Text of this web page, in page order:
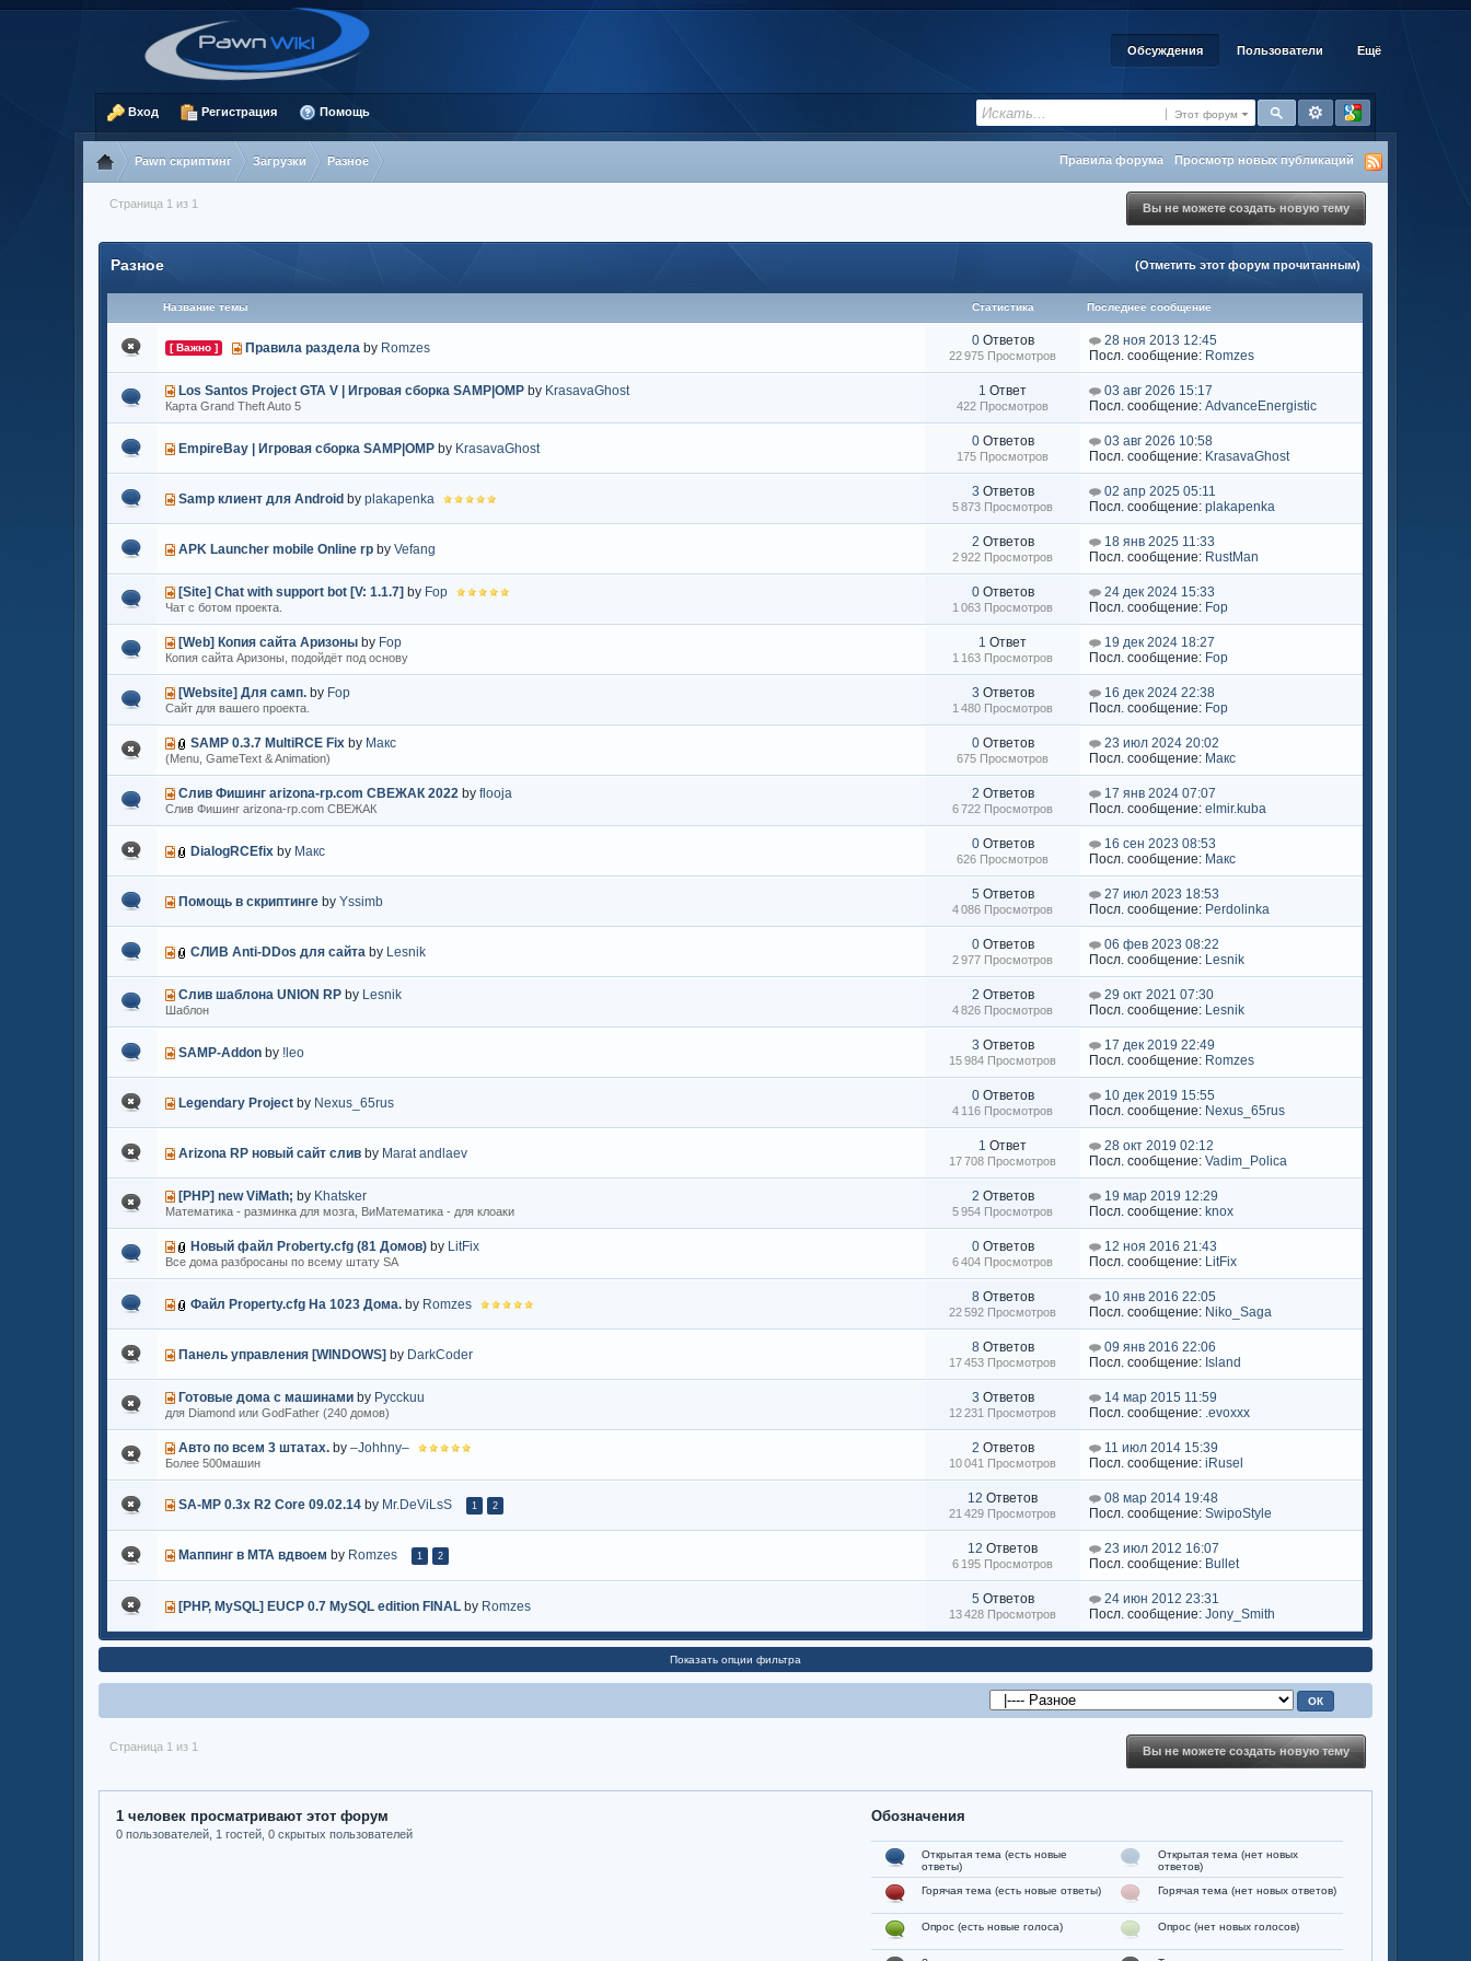
Обсуждения Пользователи Ещё
Этот форум
Вход Регистрация Помощь
Pawn скриптинг Загрузки Разное Правила форума Просмотр новых публикаций
Страница 1 из 1 Вы не можете создать новую тему
(Отметить этот форум прочитанным)
Разное
Название темы Статистика Последнее сообщение
[ Важно ] Правила раздела by Romzes 0Ответов
22 975 Просмотров
28 ноя 2013 12:45
Посл. сообщение: Romzes
Los Santos Project GTA V | Игровая сборка SAMP|OMP by KrasavaGhost
Карта Grand Theft Auto 5
1 Ответ
422 Просмотров
03 авг 2026 15:17
Посл. сообщение:AdvanceEnergistic
EmpireBay | Игровая сборка SAMP|OMP by KrasavaGhost 0Ответов
175 Просмотров
03 авг 2026 10:58
Посл. сообщение: KrasavaGhost
Samp клиент для Android byplakapenka 3 Ответов
5 873 Просмотров
02 апр 2025 05:11
Посл. сообщение:plakapenka
APK Launcher mobile Online rp byVefang 2 Ответов
2 922 Просмотров
18 янв 2025 11:33
Посл. сообщение: RustMan
[Site] Chat with support bot [V: 1.1.7] by Fop
Чат с ботом проекта.
0Ответов
1 063 Просмотров
24 дек 2024 15:33
Посл. сообщение: Fop
[Web] Копия сайта Аризоны by Fop
Копия сайта Аризоны, подойдёт под основу
1 Ответ
1 163 Просмотров
19 дек 2024 18:27
Посл. сообщение: Fop
[Website] Для самп. by Fop
Сайт для вашего проекта.
3 Ответов
1 480 Просмотров
16 дек 2024 22:38
Посл. сообщение: Fop
SAMP 0.3.7 MultiRCE Fix by Макс
(Menu, GameText & Animation)
0Ответов
675 Просмотров
23 июл 2024 20:02
Посл. сообщение: Макс
Слив Фишинг arizona-rp.com СВЕЖАК 2022 byflooja
Слив Фишинг arizona-rp.com СВЕЖАК
2 Ответов
6 722 Просмотров
17 янв 2024 07:07
Посл. сообщение:elmir.kuba
DialogRCEfix by Макс 0Ответов
626 Просмотров
16 сен 2023 08:53
Посл. сообщение: Макс
Помощь в скриптинге byYssimb 5 Ответов
4 086 Просмотров
27 июл 2023 18:53
Посл. сообщение: Perdolinka
СЛИВ Anti-DDos для сайта by Lesnik 0Ответов
2 977 Просмотров
06 фев 2023 08:22
Посл. сообщение: Lesnik
Слив шаблона UNION RP by Lesnik
Шаблон
2 Ответов
4 826 Просмотров
29 окт 2021 07:30
Посл. сообщение: Lesnik
SAMP-Addon by !leo 3 Ответов
15 984 Просмотров
17 дек 2019 22:49
Посл. сообщение: Romzes
Legendary Project by Nexus_65rus 0Ответов
4 116 Просмотров
10 дек 2019 15:55
Посл. сообщение: Nexus_65rus
Arizona RP новый сайт слив by Marat andlaev 1 Ответ
17 708 Просмотров
28 окт 2019 02:12
Посл. сообщение:Vadim_Polica
[PHP] new ViMath; by Khatsker
Математика - разминка для мозга, ВиМатематика - для клоаки
2 Ответов
5 954 Просмотров
19 мар 2019 12:29
Посл. сообщение: knox
Новый файл Proberty.cfg (81 Домов) by LitFix
Все дома разбросаны по всему штату SA
0Ответов
6 404 Просмотров
12 ноя 2016 21:43
Посл. сообщение: LitFix
Файл Property.cfg На 1023 Дома. by Romzes 8Ответов
22 592 Просмотров
10 янв 2016 22:05
Посл. сообщение: Niko_Saga
Панель управления [WINDOWS] by DarkCoder 8Ответов
17 453 Просмотров
09 янв 2016 22:06
Посл. сообщение: Island
Готовые дома с машинами by Pycckuu
для Diamond или GodFather (240 домов)
3 Ответов
12 231 Просмотров
14 мар 2015 11:59
Посл. сообщение: .evoxxx
Авто по всем 3 штатах. by–Johhny–
Более 500машин
2 Ответов
10 041 Просмотров
11 июл 2014 15:39
Посл. сообщение:iRusel
SA-MP 0.3x R2 Core 09.02.14 by Mr.DeViLsS 1 2 12 Ответов
21 429 Просмотров
08 мар 2014 19:48
Посл. сообщение:SwipoStyle
Маппинг в MTA вдвоем by Romzes 1 2 12 Ответов
6 195 Просмотров
23 июл 2012 16:07
Посл. сообщение: Bullet
[PHP, MySQL] EUCP 0.7 MySQL edition FINAL by Romzes 5 Ответов
13 428 Просмотров
24 июн 2012 23:31
Посл. сообщение:Jony_Smith
Показать опции фильтра
Страница 1 из 1 Вы не можете создать новую тему
Обозначения
Открытая тема (есть новые
ответы)
Открытая тема (нет новых
ответов)
Горячая тема (есть новые ответы)
Горячая тема (нет новых ответов)
Опрос (есть новые голоса) Опрос (нет новых голосов)
1 человек просматривают этот форум
0 пользователей, 1 гостей, 0 скрытых пользователей